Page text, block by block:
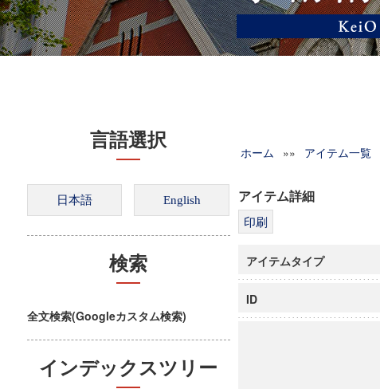
言語選択
検索
全文検索(Googleカスタム検索)
インデックスツリー
ホーム »» アイテム一覧
アイテム詳細
アイテムタイプ
ID